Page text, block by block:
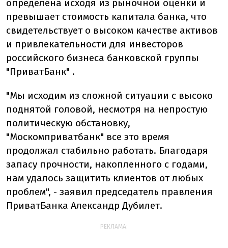
определена исходя из рыночной оценки и
превышает стоимость капитала банка, что
свидетельствует о высоком качестве активов
и привлекательности для инвесторов
российского бизнеса банковской группы
"ПриватБанк" .
"Мы исходим из сложной ситуации с высоко
поднятой головой, несмотря на непростую
политическую обстановку,
"Москомприватбанк" все это время
продолжал стабильно работать. Благодаря
запасу прочности, накопленного с годами,
нам удалось защитить клиентов от любых
проблем", - заявил председатель правления
ПриватБанка Александр Дубилет.
РЕКЛАМА: